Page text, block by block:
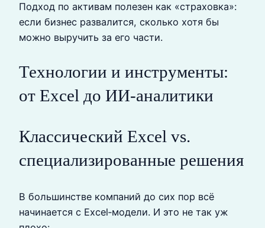
Подход по активам полезен как «страховка»:
если бизнес развалится, сколько хотя бы
можно выручить за его части.
Технологии и инструменты:
от Excel до ИИ‑аналитики
Классический Excel vs.
специализированные решения
В большинстве компаний до сих пор всё
начинается с Excel‑модели. И это не так уж